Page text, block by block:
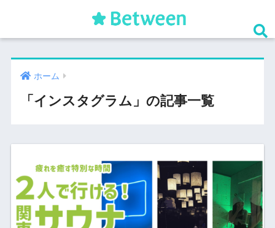
ホーム
「インスタグラム」の記事一覧